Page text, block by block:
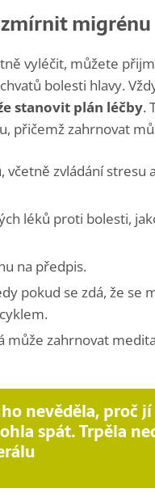
migrénu
vyléčit, můžete
bolesti hlavy.
stanovit plán léčby.
přičemž zahrnovat
včetně zvládání stresu
léků proti bolesti,
na předpis.
pokud se zdá, že se
může zahrnovat
nevěděla, proč
spát. Trpěla